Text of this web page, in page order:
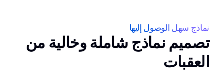
نماذج سهل الوصول إليها
تصميم نماذج شاملة وخالية من
العقبات